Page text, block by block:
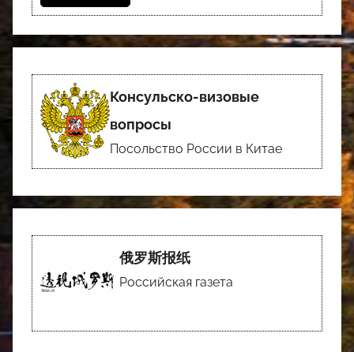
Консульско-визовые
вопросы
Посольство России в Китае
俄罗斯报纸
Российская газета